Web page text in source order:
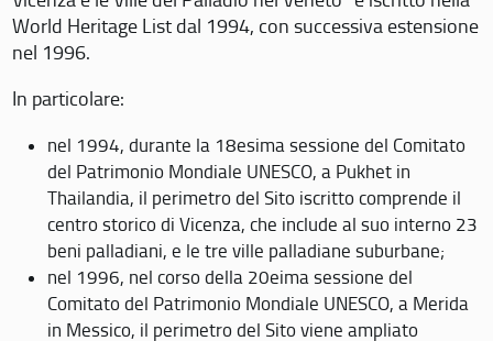
World Heritage List dal 1994, con successiva estensione
nel 1996.
In particolare:
nel 1994, durante la 18esima sessione del Comitato
del Patrimonio Mondiale UNESCO, a Pukhet in
Thailandia, il perimetro del Sito iscritto comprende il
centro storico di Vicenza, che include al suo interno 23
beni palladiani, e le tre ville palladiane suburbane;
nel 1996, nel corso della 20eima sessione del
Comitato del Patrimonio Mondiale UNESCO, a Merida
in Messico, il perimetro del Sito viene ampliato